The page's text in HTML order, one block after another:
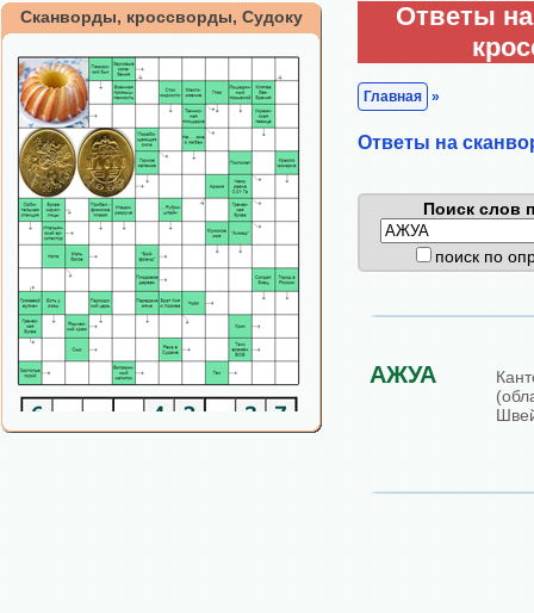
Сканворды, кроссворды, Судоку
Ответы
Главная »
Ответы на
Поиск слов
поиск по
АЖУА